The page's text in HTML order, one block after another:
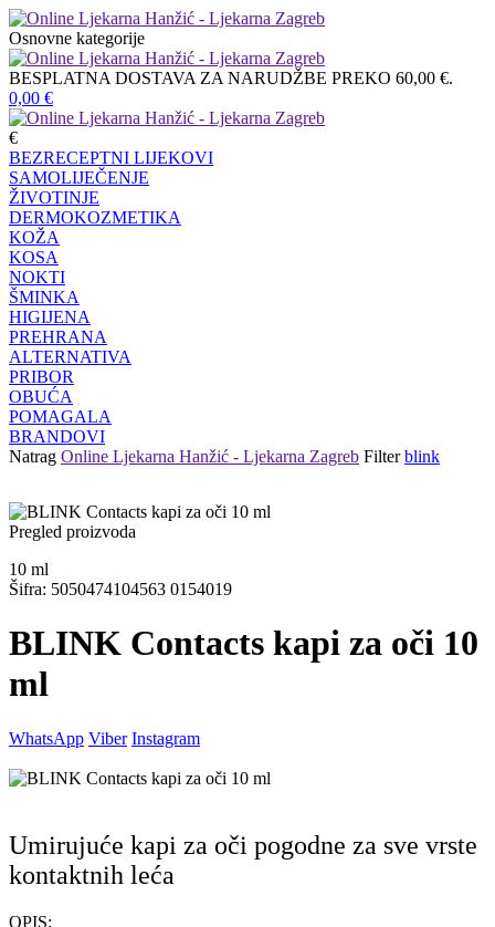
Osnovne kategorije
BESPLATNA DOSTAVA ZA NARUDŽBE PREKO 60,00 €.
0,00 €
€
BEZRECEPTNI LIJEKOVI
SAMOLIJEČENJE
ŽIVOTINJE
DERMOKOZMETIKA
KOŽA
KOSA
NOKTI
ŠMINKA
HIGIJENA
PREHRANA
ALTERNATIVA
PRIBOR
OBUĆA
POMAGALA
BRANDOVI
Natrag Online Ljekarna Hanžić - Ljekarna Zagreb Filter blink
Pregled proizvoda
10 ml
Šifra: 5050474104563 0154019
BLINK Contacts kapi za oči 10
ml
WhatsApp Viber Instagram
Umirujuće kapi za oči pogodne za sve vrste
kontaktnih leća
OPIS: